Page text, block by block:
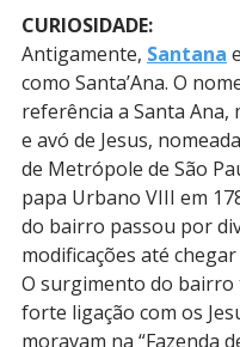
CURIOSIDADE:
Antigamente, Santana
como Santa’Ana. O
referência a Santa Ana,
e avó de Jesus,
de Metrópole de São
papa Urbano VIII em
do bairro passou por
modificações até
O surgimento do bairro
forte ligação com os
moravam na “Fazenda